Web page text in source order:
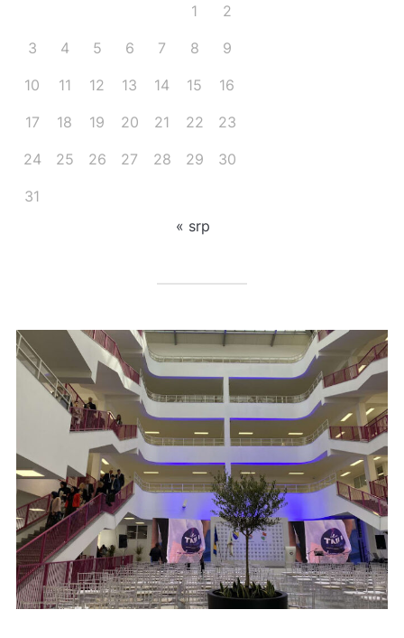
1 2
3 4 5 6 7 8 9
10 11 12 13 14 15 16
17 18 19 20 21 22 23
24 25 26 27 28 29 30
31
« srp